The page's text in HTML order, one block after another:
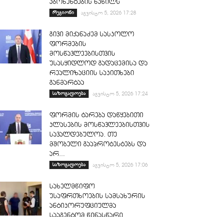
აბონენტების ნაწილს
რეგიონი აგვისტო 5, 2026 17:28
გივი მიქანაძემ სასკოლო
ფორმების
მოსწავლეებისთვის
უსასყიდლოდ გადაცემისა და
რეალიზაციის საკითხები
განმარტაა
საზოგადოება აგვისტო 5, 2026 17:24
ფორმის ტარება დაწყებითი
კლასების მოსწავლეებისთვის
სავალდებულოა. თუ
მშობელი გააპროტესტებს და
არ...
საზოგადოება აგვისტო 5, 2026 17:06
სახელმწიფო
უსაფრთხოების სამსახურის
ანტიკორუფციულმა
სააგენტომ წინასწარი